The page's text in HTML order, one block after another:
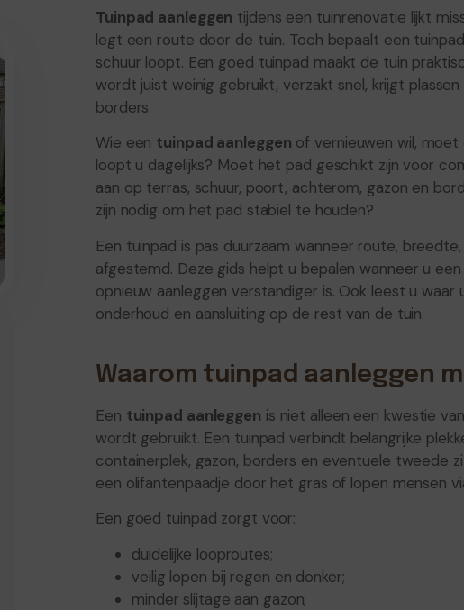
Tuinpad aanleggen tijdens een tuinrenovatie lijkt
legt een route door de tuin. Toch bepaalt een
schuur loopt. Een goed tuinpad maakt de tuin
wordt juist weinig gebruikt, verzakt snel, krijgt
borders.
Wie een tuinpad aanleggen of vernieuwen wil,
loopt u dagelijks? Moet het pad geschikt zijn voor
aan op terras, schuur, poort, achterom, gazon en
zijn nodig om het pad stabiel te houden?
Een tuinpad is pas duurzaam wanneer route,
afgestemd. Deze gids helpt u bepalen wanneer u
opnieuw aanleggen verstandiger is. Ook leest u waar
onderhoud en aansluiting op de rest van de tuin.
Waarom tuinpad aanleggen
Een tuinpad aanleggen is niet alleen een kwestie
wordt gebruikt. Een tuinpad verbindt belangrijke
containerplek, gazon, borders en eventuele tweede
een olifantenpaadje door het gras of lopen mensen
Een goed tuinpad zorgt voor:
duidelijke looproutes;
veilig lopen bij regen en donker;
minder slijtage aan gazon;